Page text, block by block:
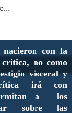
nacieron con la
no como
visceral y
irá con
a los
sobre las